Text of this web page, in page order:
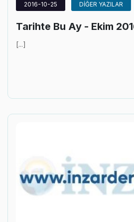
2016-10-25 DİĞER YAZILAR
Tarihte Bu Ay - Ekim
[...]